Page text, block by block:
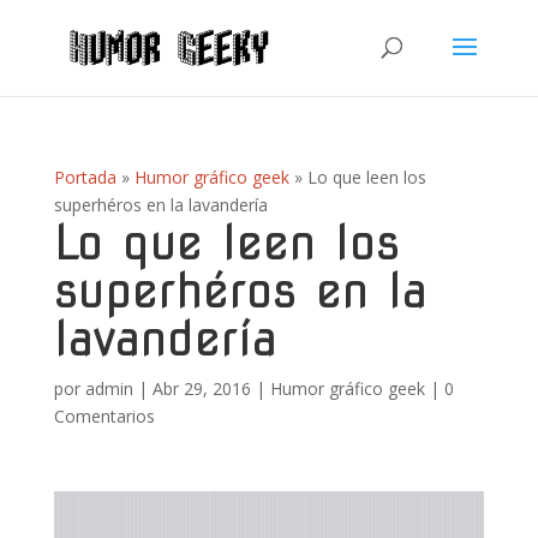
Portada » Humor gráfico geek» Lo que leen los
superhéros en la lavandería
Lo que leen los
superhéros en la
lavandería
por admin | Abr 29, 2016 | Humor gráfico geek| 0
Comentarios